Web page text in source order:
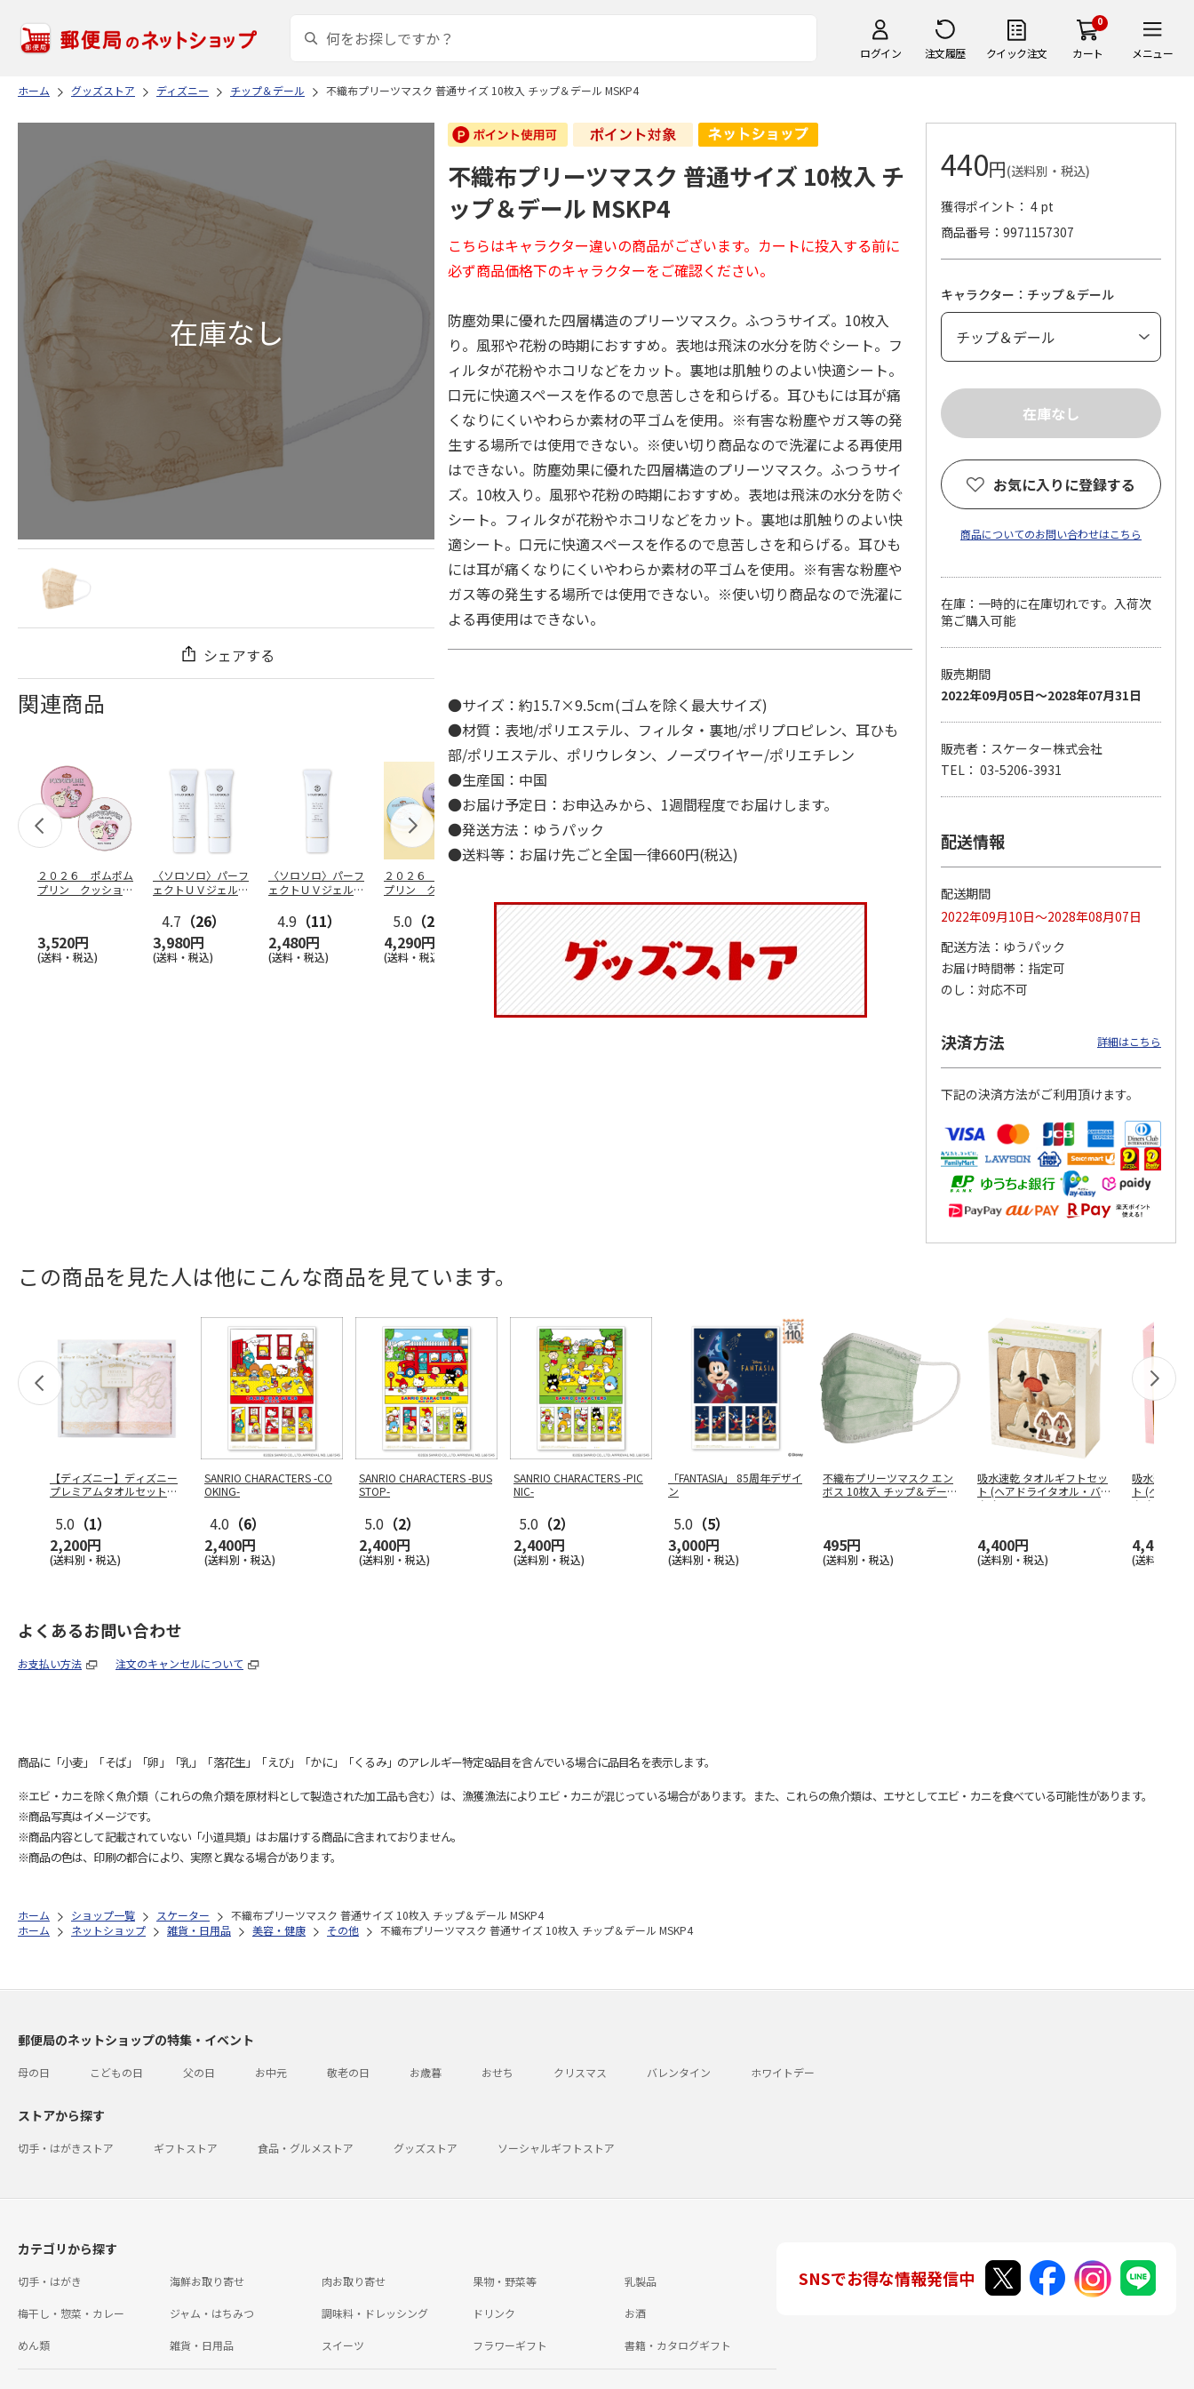
ログイン 注文履歴 クイック注文
0
カート メニュー
ホーム グッズストア ディズニー チップ＆デール 不織布プリーツマスク 普通サイズ 10枚入 チップ＆デール MSKP4
シェアする
関連商品
２０２６ ポムポム
プリン クッション
3,520円
(送料・税込)
〈ソロソロ〉パーフ
ェクトＵＶジェル
4.7 （26）
3,980円
(送料・税込)
〈ソロソロ〉パーフ
ェクトＵＶジェル
4.9 （11）
2,480円
(送料・税込)
２０２６ ポムポム
プリン クッション
個セ…
5.0 （2）
4,290円
(送料・税込)
ト
5.0 （4）
６本
（16）
9,800円
(送料・税込)
ョン３個セット
4,290円
(送料・税込)
プリン フェイスパ
ウダー３個セット
5.0
5,280円
ェクトＵＶジェル
２本
4.8（12）
3,980円
(送料・税込)
ルセ…
4.4（10）
不織布プリーツマスク 普通サイズ 10枚入 チ
ップ＆デール MSKP4
こちらはキャラクター違いの商品がございます。カートに投入する前に
必ず商品価格下のキャラクターをご確認ください。
防塵効果に優れた四層構造のプリーツマスク。ふつうサイズ。10枚入
り。風邪や花粉の時期におすすめ。表地は飛沫の水分を防ぐシート。フ
ィルタが花粉やホコリなどをカット。裏地は肌触りのよい快適シート。
口元に快適スペースを作るので息苦しさを和らげる。耳ひもには耳が痛
くなりにくいやわらか素材の平ゴムを使用。※有害な粉塵やガス等の発
生する場所では使用できない。※使い切り商品なので洗濯による再使用
はできない。防塵効果に優れた四層構造のプリーツマスク。ふつうサイ
ズ。10枚入り。風邪や花粉の時期におすすめ。表地は飛沫の水分を防ぐ
シート。フィルタが花粉やホコリなどをカット。裏地は肌触りのよい快
適シート。口元に快適スペースを作るので息苦しさを和らげる。耳ひも
には耳が痛くなりにくいやわらか素材の平ゴムを使用。※有害な粉塵や
ガス等の発生する場所では使用できない。※使い切り商品なので洗濯に
よる再使用はできない。
●サイズ：約15.7×9.5cm(ゴムを除く最大サイズ)
●材質：表地/ポリエステル、フィルタ・裏地/ポリプロピレン、耳ひも
部/ポリエステル、ポリウレタン、ノーズワイヤー/ポリエチレン
●生産国：中国
●お届け予定日：お申込みから、1週間程度でお届けします。
●発送方法：ゆうパック
●送料等：お届け先ごと全国一律660円(税込)
440円(送料別・税込)
獲得ポイント： 4 pt
商品番号
9971157307
キャラクター：チップ＆デール
お気に入りに登録する
商品についてのお問い合わせはこちら
在庫：一時的に在庫切れです。入荷次
第ご購入可能
販売期間
2022年09月05日～2028年07月31日
販売者：スケーター株式会社
TEL： 03-5206-3931
配送情報
配送期間
2022年09月10日～2028年08月07日
配送方法
ゆうパック
お届け時間帯
指定可
のし
対応不可
決済方法 詳細はこちら
下記の決済方法がご利用頂けます。
この商品を見た人は他にこんな商品を見ています。
【ディズニー】ディズニー
プレミアムタオルセット
5.0 （1）
2,200円
(送料別・税込)
SANRIO CHARACTERS -CO
OKING-
4.0 （6）
2,400円
(送料別・税込)
SANRIO CHARACTERS -BUS
STOP-
5.0 （2）
2,400円
(送料別・税込)
SANRIO CHARACTERS -PIC
NIC-
5.0 （2）
2,400円
(送料別・税込)
「FANTASIA」 85周年デザイ
ン
5.0 （5）
3,000円
(送料別・税込)
不織布プリーツマスク エン
ボス 10枚入 チップ＆デール
495円
(送料別・税込)
吸水速乾 タオルギフトセッ
ト (ヘアドライタオル・バス
タオ
4,400円
(送料別・税込)
吸水速乾 タ
ト (ヘアド
タオ
4,400円
(送料別・税
よくあるお問い合わせ
お支払い方法 注文のキャンセルについて
商品に「小麦」「そば」「卵」「乳」「落花生」「えび」「かに」「くるみ」のアレルギー特定8品目を含んでいる場合に品目名を表示します。
※エビ・カニを除く魚介類（これらの魚介類を原材料として製造された加工品も含む）は、漁獲漁法によりエビ・カニが混じっている場合があります。また、これらの魚介類は、エサとしてエビ・カニを食べている可能性があります。
※商品写真はイメージです。
※商品内容として記載されていない「小道具類」はお届けする商品に含まれておりません。
※商品の色は、印刷の都合により、実際と異なる場合があります。
ホーム ショップ一覧 スケーター
不織布プリーツマスク 普通サイズ 10枚入 チップ＆デール MSKP4
ホーム
ネットショップ 雑貨・日用品 美容・健康 その他 不織布プリーツマスク 普通サイズ 10枚入 チップ＆デール MSKP4
郵便局のネットショップの特集・イベント
母の日 こどもの日 父の日 お中元 敬老の日 お歳暮 おせち クリスマス バレンタイン ホワイトデー
ストアから探す
切手・はがきストア ギフトストア 食品・グルメストア グッズストア ソーシャルギフトストア
カテゴリから探す
切手・はがき 海鮮お取り寄せ 肉お取り寄せ 果物・野菜等 乳製品
梅干し・惣菜・カレー ジャム・はちみつ 調味料・ドレッシング ドリンク お酒
めん類 雑貨・日用品 スイーツ フラワーギフト 書籍・カタログギフト
SNSでお得な情報発信中